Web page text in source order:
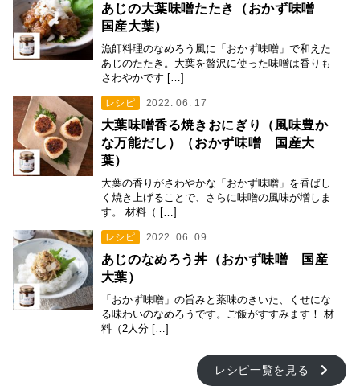
あじの大葉味噌たたき（おかず味噌
国産大葉）
漁師料理のなめろう風に「おかず味噌」で和えた
あじのたたき。大葉を贅沢に使った味噌は香りも
さわやかです […]
レシピ 2022. 06. 17
大葉味噌香る焼きおにぎり（風味豊か
な万能だし）（おかず味噌 国産大
葉）
大葉の香りがさわやかな「おかず味噌」を香ばし
く焼き上げることで、さらに味噌の風味が増しま
す。 材料（ […]
レシピ 2022. 06. 09
あじのなめろう丼（おかず味噌 国産
大葉）
「おかず味噌」の旨みと薬味のきいた、くせにな
る味わいのなめろうです。ご飯がすすみます！ 材
料（2人分 […]
レシピ一覧を見る